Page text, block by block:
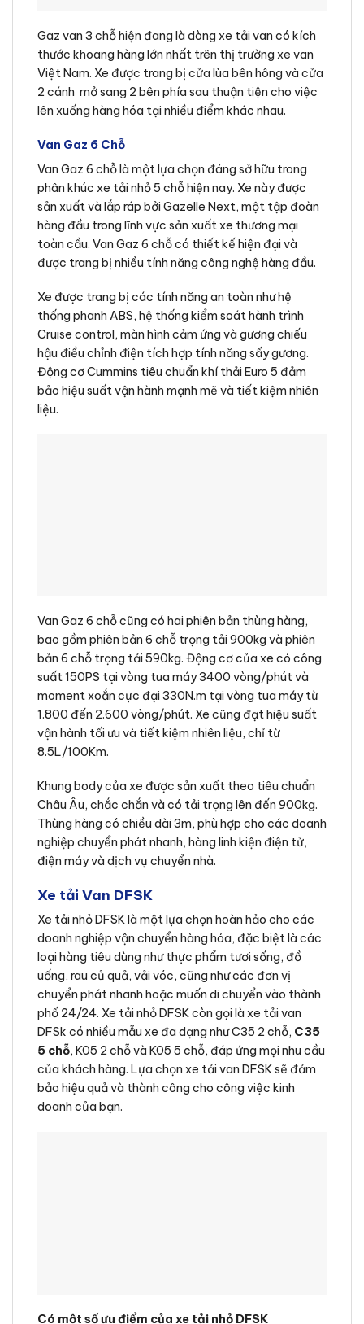
Gaz van 3 chỗ hiện đang là dòng xe tải van có kích
thước khoang hàng lớn nhất trên thị trường xe van
Việt Nam. Xe được trang bị cửa lùa bên hông và cửa
2 cánh mở sang 2 bên phía sau thuận tiện cho việc
lên xuống hàng hóa tại nhiều điểm khác nhau.
Van Gaz 6 Chỗ
Van Gaz 6 chỗ là một lựa chọn đáng sở hữu trong
phân khúc xe tải nhỏ 5 chỗ hiện nay. Xe này được
sản xuất và lắp ráp bởi Gazelle Next, một tập đoàn
hàng đầu trong lĩnh vực sản xuất xe thương mại
toàn cầu. Van Gaz 6 chỗ có thiết kế hiện đại và
được trang bị nhiều tính năng công nghệ hàng đầu.
Xe được trang bị các tính năng an toàn như hệ
thống phanh ABS, hệ thống kiểm soát hành trình
Cruise control, màn hình cảm ứng và gương chiếu
hậu điều chỉnh điện tích hợp tính năng sấy gương.
Động cơ Cummins tiêu chuẩn khí thải Euro 5 đảm
bảo hiệu suất vận hành mạnh mẽ và tiết kiệm nhiên
liệu.
Van Gaz 6 chỗ cũng có hai phiên bản thùng hàng,
bao gồm phiên bản 6 chỗ trọng tải 900kg và phiên
bản 6 chỗ trọng tải 590kg. Động cơ của xe có công
suất 150PS tại vòng tua máy 3400 vòng/phút và
moment xoắn cực đại 330N.m tại vòng tua máy từ
1.800 đến 2.600 vòng/phút. Xe cũng đạt hiệu suất
vận hành tối ưu và tiết kiệm nhiên liệu, chỉ từ
8.5L/100Km.
Khung body của xe được sản xuất theo tiêu chuẩn
Châu Âu, chắc chắn và có tải trọng lên đến 900kg.
Thùng hàng có chiều dài 3m, phù hợp cho các doanh
nghiệp chuyển phát nhanh, hàng linh kiện điện tử,
điện máy và dịch vụ chuyển nhà.
Xe tải Van DFSK
Xe tải nhỏ DFSK là một lựa chọn hoàn hảo cho các
doanh nghiệp vận chuyển hàng hóa, đặc biệt là các
loại hàng tiêu dùng như thực phẩm tươi sống, đồ
uống, rau củ quả, vải vóc, cũng như các đơn vị
chuyển phát nhanh hoặc muốn di chuyển vào thành
phố 24/24. Xe tải nhỏ DFSK còn gọi là xe tải van
DFSk có nhiều mẫu xe đa dạng như C35 2 chỗ, C35
5 chỗ, K05 2 chỗ và K05 5 chỗ, đáp ứng mọi nhu cầu
của khách hàng. Lựa chọn xe tải van DFSK sẽ đảm
bảo hiệu quả và thành công cho công việc kinh
doanh của bạn.
Có một số ưu điểm của xe tải nhỏ DFSK